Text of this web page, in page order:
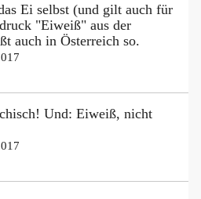
Ei selbst (und gilt auch für
"Eiweiß" aus der
auch in Österreich so.
Und: Eiweiß, nicht